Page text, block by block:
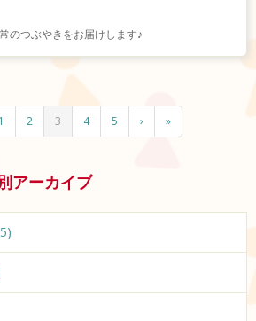
のつぶやきをお届けします♪
1 2 3 4 5 › »
アーカイブ